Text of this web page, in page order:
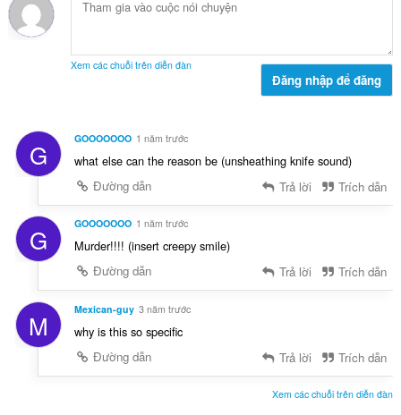
g
ế
ạ
Xem các chuỗi trên diễn đàn
Đăng nhập để đăng
G GOOOOOOO 1 năm trước
what else can the reason be (unsheathing knife sound)
Đường dẫn
Trả lời Trích dẫn
G GOOOOOOO 1 năm trước
Murder!!!! (insert creepy smile)
Đường dẫn
Trả lời Trích dẫn
M Mexican-guy 3 năm trước
why is this so specific
Đường dẫn
Trả lời Trích dẫn
Xem các chuỗi trên diễn đàn